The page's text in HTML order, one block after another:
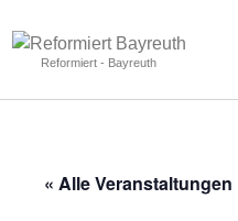
Reformiert - Bayreuth
« Alle Veranstaltungen